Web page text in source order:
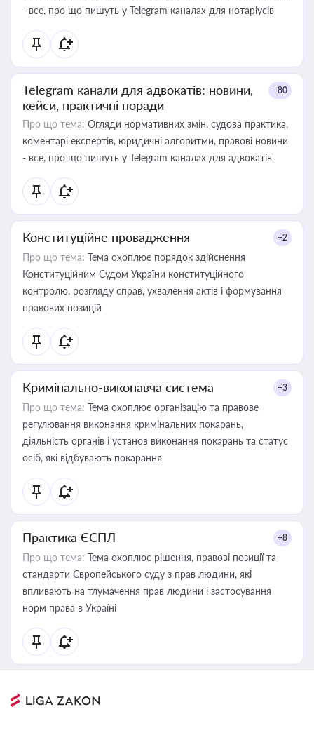
- все, про що пишуть у Telegram каналах для нотаріусів
Telegram канали для адвокатів: новини,
кейси, практичні поради
+80
Про що тема: Огляди нормативних змін, судова практика,
коментарі експертів, юридичні алгоритми, правові новини
- все, про що пишуть у Telegram каналах для адвокатів
Конституційне провадження +2
Про що тема: Тема охоплює порядок здійснення
Конституційним Судом України конституційного
контролю, розгляду справ, ухвалення актів і формування
правових позицій
Кримінально-виконавча система +3
Про що тема: Тема охоплює організацію та правове
регулювання виконання кримінальних покарань,
діяльність органів і установ виконання покарань та статус
осіб, які відбувають покарання
Практика ЄСПЛ +8
Про що тема: Тема охоплює рішення, правові позиції та
стандарти Європейського суду з прав людини, які
впливають на тлумачення прав людини і застосування
норм права в Україні